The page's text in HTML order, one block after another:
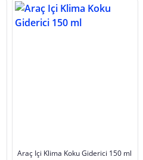
Araç Içi Klima Koku Giderici 150 ml